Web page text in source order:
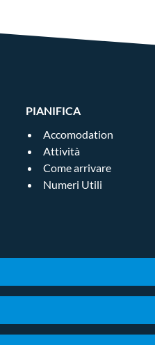
PIANIFICA
Accomodation
Attività
Come arrivare
Numeri Utili